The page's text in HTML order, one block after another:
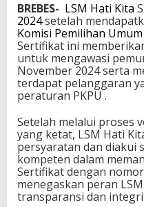
BREBES- LSM Hati Kita
2024setelah
Komisi Pemilihan
Sertifikat ini
untuk mengawasi
November 2024 serta
terdapat pelanggaran
peraturan PKPU .
Setelah melalui proses
yang ketat, LSM Hati
persyaratan dan diakui
kompeten dalam
Sertifikat dengan
menegaskan peran
transparansi dan